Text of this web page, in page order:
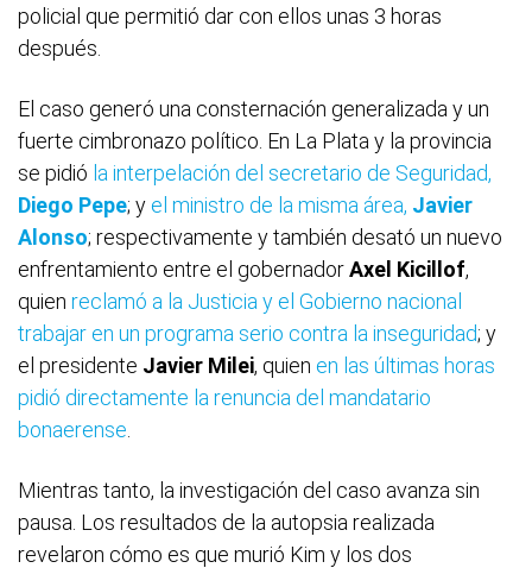
policial que permitió dar con ellos unas 3 horas
después.
El caso generó una consternación generalizada y un
fuerte cimbronazo político. En La Plata y la provincia
se pidió la interpelación del secretario de Seguridad,
Diego Pepe; y el ministro de la misma área, Javier
Alonso; respectivamente y también desató un nuevo
enfrentamiento entre el gobernadorAxel Kicillof,
quien reclamó a la Justicia y el Gobierno nacional
trabajar en un programa serio contra la inseguridad; y
el presidente Javier Milei, quien en las últimas horas
pidió directamente la renuncia del mandatario
bonaerense
Mientras tanto, la investigación del caso avanza sin
pausa. Los resultados de la autopsia realizada
revelaron cómo es que murió Kim y los dos